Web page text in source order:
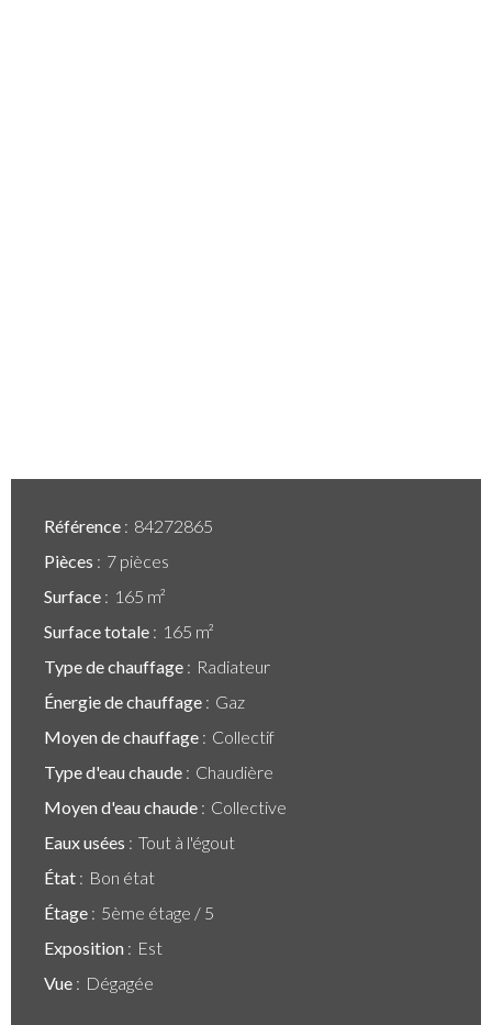
Référence
84272865
Pièces
7 pièces
Surface
165 m²
Surface totale
165 m²
Type de chauffage
Radiateur
Énergie de chauffage
Gaz
Moyen de chauffage
Collectif
Type d'eau chaude
Chaudière
Moyen d'eau chaude
Collective
Eaux usées
Tout à l'égout
État
Bon état
Étage
5ème étage / 5
Exposition
Est
Vue
Dégagée